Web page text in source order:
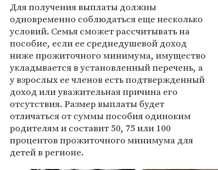
Для получения выплаты должны
одновременно соблюдаться еще несколько
условий. Семья сможет рассчитывать на
пособие, если ее среднедушевой доход
ниже прожиточного минимума, имущество
укладывается в установленный перечень, а
у взрослых ее членов есть подтвержденный
доход или уважительная причина его
отсутствия. Размер выплаты будет
отличаться от суммы пособия одиноким
родителям и составит 50, 75 или 100
процентов прожиточного минимума для
детей в регионе.